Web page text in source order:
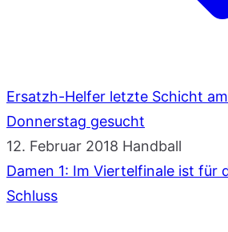
Ersatzh-Helfer letzte Schicht
Donnerstag gesucht
12. Februar 2018 Handball
Damen 1: Im Viertelfinale ist für
Schluss